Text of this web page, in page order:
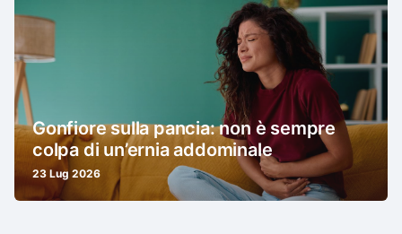
Gonfiore sulla pancia: non è sempre
colpa di un’ernia addominale
23 Lug 2026